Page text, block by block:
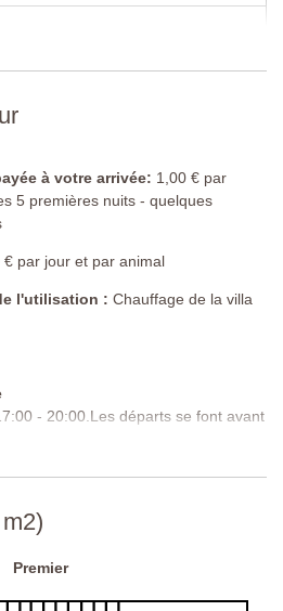
convertis en lit double), armoire,
à votre arrivée: 1,00 € par
5 premières nuits - quelques
€ par jour et par animal
l'utilisation : Chauffage de la villa
- 20:00.Les départs se font avant
Premier